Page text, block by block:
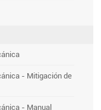
- Mitigación de
- Manual